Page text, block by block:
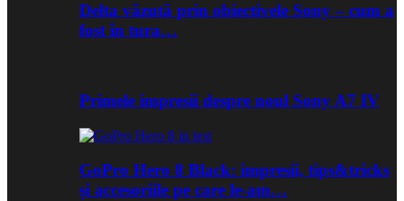
Delta văzută prin obiectivele Sony – cum a
fost în tura…
Primele impresii despre noul Sony A7 IV
GoPro Hero 8 Black: impresii, tips&tricks
și accesoriile pe care le-am…